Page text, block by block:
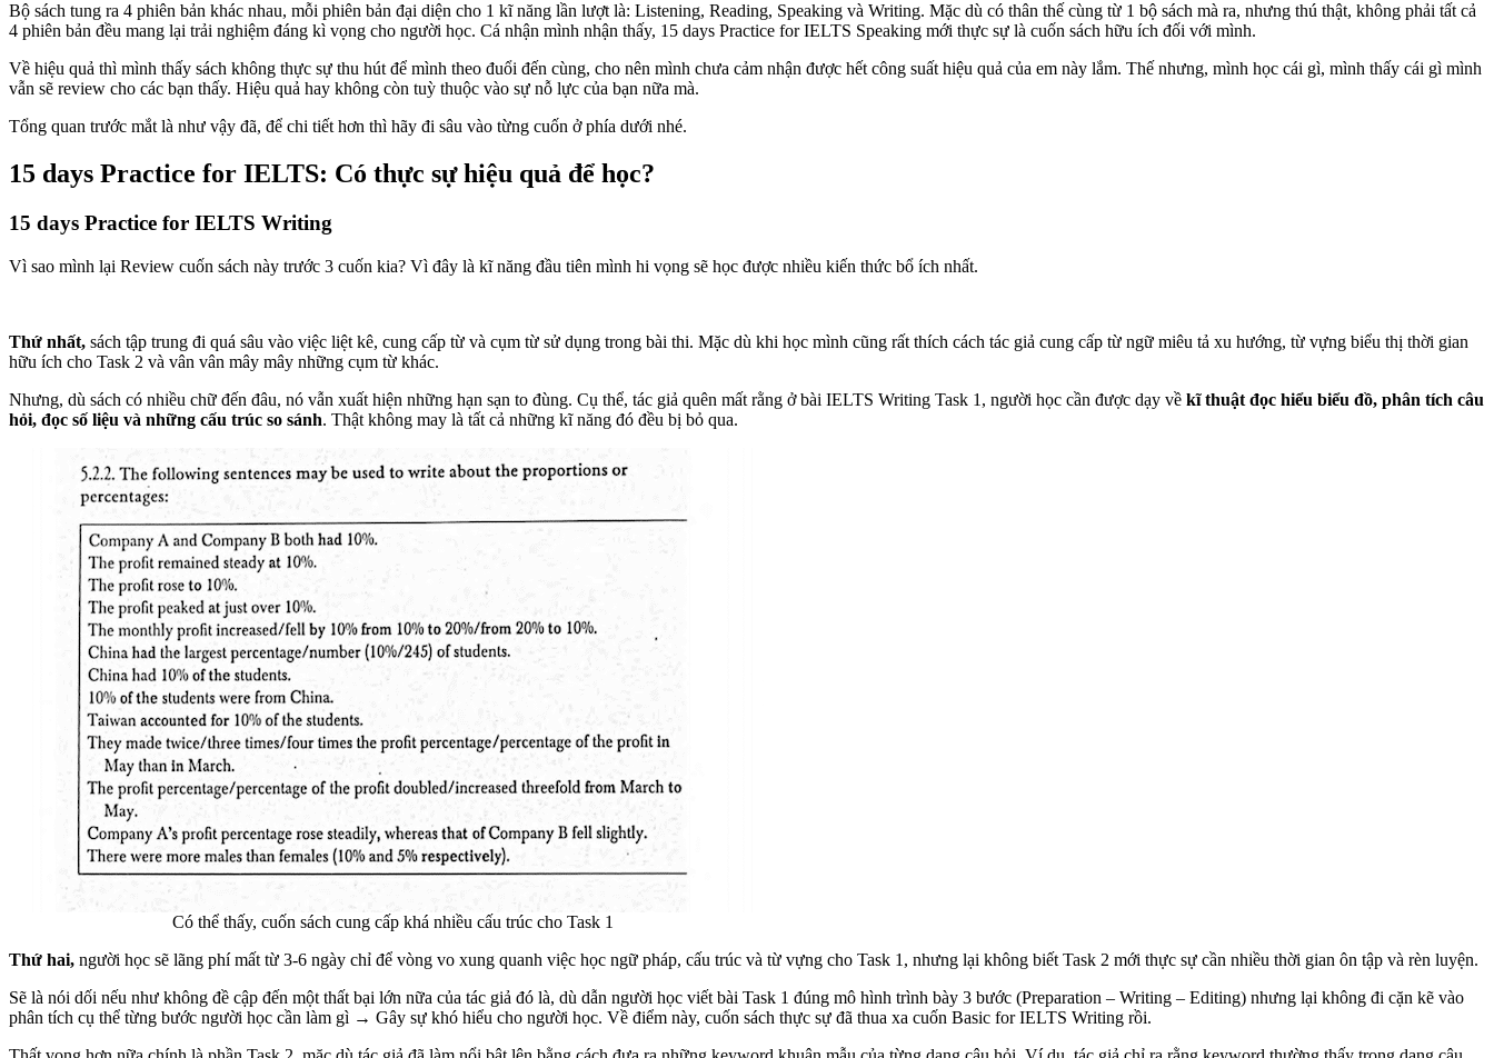
Bộ sách tung ra 4 phiên bản khác nhau, mỗi phiên bản đại diện cho 1 kĩ năng lần lượt là: Listening, Reading, Speaking và Writing. Mặc dù có thân thế cùng từ 1 bộ sách mà ra, nhưng thú thật, không phải tất cả
4 phiên bản đều mang lại trải nghiệm đáng kì vọng cho người học. Cá nhận mình nhận thấy, 15 days Practice for IELTS Speaking mới thực sự là cuốn sách hữu ích đối với mình.
Về hiệu quả thì mình thấy sách không thực sự thu hút để mình theo đuổi đến cùng, cho nên mình chưa cảm nhận được hết công suất hiệu quả của em này lắm. Thế nhưng, mình học cái gì, mình thấy cái gì mình
vẫn sẽ review cho các bạn thấy. Hiệu quả hay không còn tuỳ thuộc vào sự nỗ lực của bạn nữa mà.
Tổng quan trước mắt là như vậy đã, để chi tiết hơn thì hãy đi sâu vào từng cuốn ở phía dưới nhé.
15 days Practice for IELTS: Có thực sự hiệu quả để học?
15 days Practice for IELTS Writing
Vì sao mình lại Review cuốn sách này trước 3 cuốn kia? Vì đây là kĩ năng đầu tiên mình hi vọng sẽ học được nhiều kiến thức bổ ích nhất.
Thứ nhất, sách tập trung đi quá sâu vào việc liệt kê, cung cấp từ và cụm từ sử dụng trong bài thi. Mặc dù khi học mình cũng rất thích cách tác giả cung cấp từ ngữ miêu tả xu hướng, từ vựng biểu thị thời gian
hữu ích cho Task 2 và vân vân mây mây những cụm từ khác.
Nhưng, dù sách có nhiều chữ đến đâu, nó vẫn xuất hiện những hạn sạn to đùng. Cụ thể, tác giả quên mất rằng ở bài IELTS Writing Task 1, người học cần được dạy về kĩ thuật đọc hiểu biểu đồ, phân tích câu
hỏi, đọc số liệu và những cấu trúc so sánh. Thật không may là tất cả những kĩ năng đó đều bị bỏ qua.
Có thể thấy, cuốn sách cung cấp khá nhiều cấu trúc cho Task 1
Thứ hai, người học sẽ lãng phí mất từ 3-6 ngày chỉ để vòng vo xung quanh việc học ngữ pháp, cấu trúc và từ vựng cho Task 1, nhưng lại không biết Task 2 mới thực sự cần nhiều thời gian ôn tập và rèn luyện.
Sẽ là nói dối nếu như không đề cập đến một thất bại lớn nữa của tác giả đó là, dù dẫn người học viết bài Task 1 đúng mô hình trình bày 3 bước (Preparation – Writing – Editing) nhưng lại không đi cặn kẽ vào
phân tích cụ thể từng bước người học cần làm gì → Gây sự khó hiểu cho người học. Về điểm này, cuốn sách thực sự đã thua xa cuốn Basic for IELTS Writing rồi.